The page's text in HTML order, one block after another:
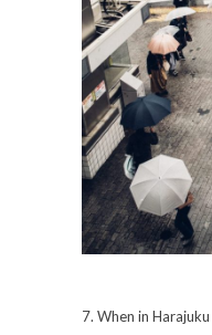
7. When in Harajuku